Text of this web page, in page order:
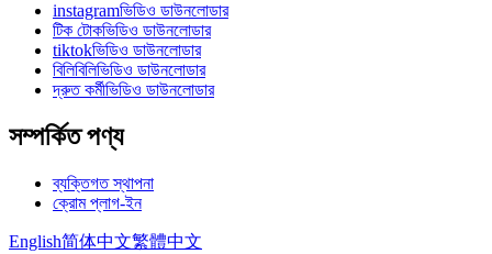
instagramভিডিও ডাউনলোডার
টিক টোকভিডিও ডাউনলোডার
tiktokভিডিও ডাউনলোডার
বিলিবিলিভিডিও ডাউনলোডার
দ্রুত কর্মীভিডিও ডাউনলোডার
সম্পর্কিত পণ্য
ব্যক্তিগত স্থাপনা
ক্রোম প্লাগ-ইন
English简体中文繁體中文